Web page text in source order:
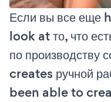
Если вы все еще
look at то, что
по производству
creates ручной
been able to